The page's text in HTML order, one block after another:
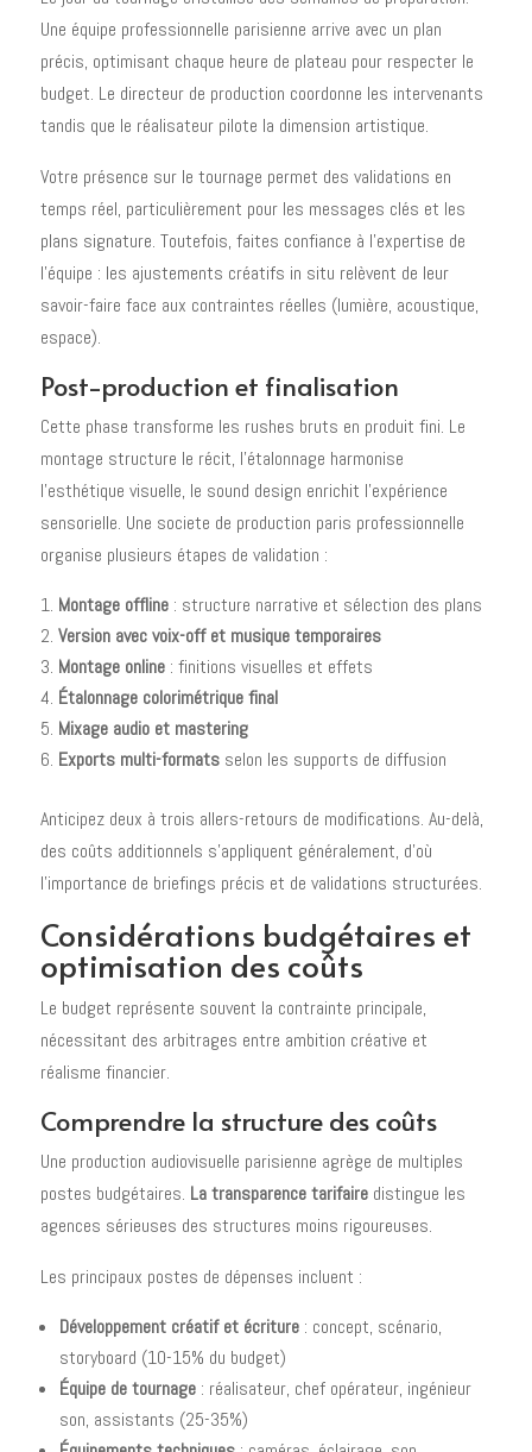
Une équipe professionnelle parisienne arrive avec un plan
précis, optimisant chaque heure de plateau pour respecter le
budget. Le directeur de production coordonne les intervenants
tandis que le réalisateur pilote la dimension artistique.
Votre présence sur le tournage permet des validations en
temps réel, particulièrement pour les messages clés et les
plans signature. Toutefois, faites confiance à l'expertise de
l'équipe : les ajustements créatifs in situ relèvent de leur
savoir-faire face aux contraintes réelles (lumière, acoustique,
espace).
Post-production et finalisation
Cette phase transforme les rushes bruts en produit fini. Le
montage structure le récit, l'étalonnage harmonise
l'esthétique visuelle, le sound design enrichit l'expérience
sensorielle. Une societe de production paris professionnelle
organise plusieurs étapes de validation :
Montage offline: structure narrative et sélection des plans
Version avec voix-off et musique temporaires
Montage online: finitions visuelles et effets
Étalonnage colorimétrique final
Mixage audio et mastering
Exports multi-formatsselon les supports de diffusion
Anticipez deux à trois allers-retours de modifications. Au-delà,
des coûts additionnels s'appliquent généralement, d'où
l'importance de briefings précis et de validations structurées.
Considérations budgétaires et
optimisation des coûts
Le budget représente souvent la contrainte principale,
nécessitant des arbitrages entre ambition créative et
réalisme financier.
Comprendre la structure des coûts
Une production audiovisuelle parisienne agrège de multiples
postes budgétaires. La transparence tarifairedistingue les
agences sérieuses des structures moins rigoureuses.
Les principaux postes de dépenses incluent :
Développement créatif et écriture: concept, scénario,
storyboard (10-15% du budget)
Équipe de tournage: réalisateur, chef opérateur, ingénieur
son, assistants (25-35%)